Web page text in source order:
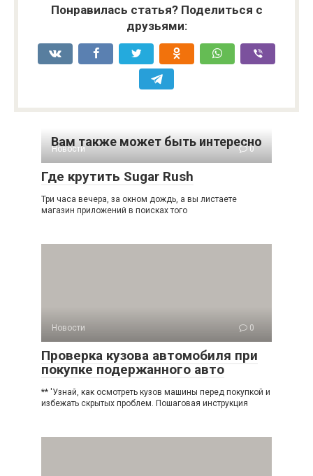
Понравилась статья? Поделиться с
друзьями:
Вам также может быть интересно
Новости 0
Где крутить Sugar Rush
Три часа вечера, за окном дождь, а вы листаете
магазин приложений в поисках того
Новости 0
Проверка кузова автомобиля при
покупке подержанного авто
** 'Узнай, как осмотреть кузов машины перед покупкой и
избежать скрытых проблем. Пошаговая инструкция